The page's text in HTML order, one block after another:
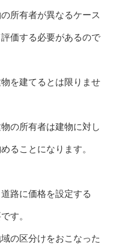
所有者が異なるケース
価する必要があるので
を建てるとは限りませ
の所有者は建物に対し
ることになります。
路に価格を設定する
す。
の区分けをおこなった